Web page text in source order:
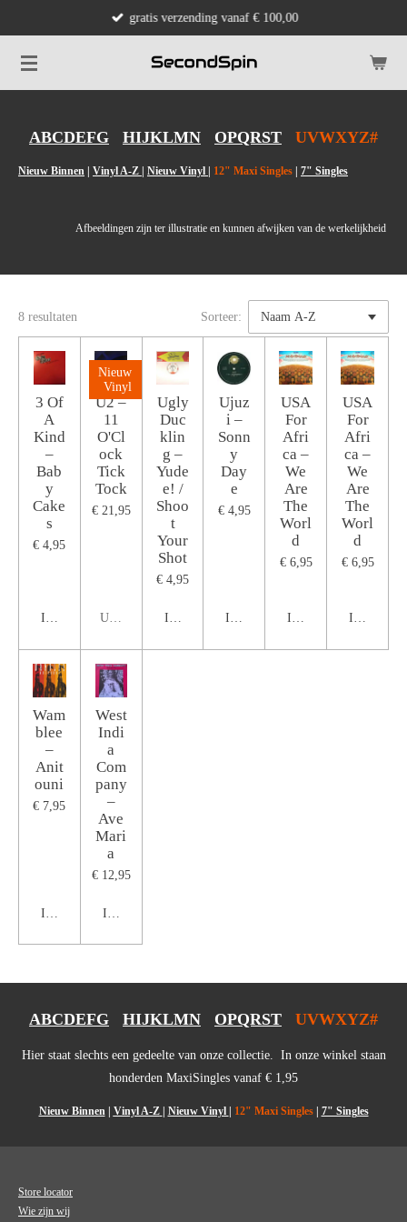
naar
de
gratis verzending vanaf € 100,00
ABCDEFG HIJKLMN OPQRST UVWXYZ#
Nieuw Binnen Vinyl A-Z Nieuw Vinyl 12" Maxi Singles 7" Singles
Afbeeldingen zijn ter illustratie en kunnen afwijken van de werkelijkheid
8 resultaten Sorteer:
3 Of
A
Kind
‎–
Bab
y
Cake
s
€ 4,95
In winkelwagen
Nieuw
Vinyl
U2 –
11
O'Cl
ock
Tick
Tock
€ 21,95
Uitverkocht
Ugly
Duc
klin
g ‎–
Yude
e! /
Shoo
t
Your
Shot
€ 4,95
In winkelwagen
Ujuz
i ‎–
Sonn
y
Day
e
€ 4,95
In winkelwagen
USA
For
Afri
ca ‎–
We
Are
The
Worl
d
€ 6,95
In winkelwagen
USA
For
Afri
ca ‎–
We
Are
The
Worl
d
€ 6,95
In
Wam
blee
‎–
Anit
ouni
€ 7,95
In winkelwagen
West
Indi
a
Com
pany
‎–
Ave
Mari
a
€ 12,95
In winkelwagen
ABCDEFG HIJKLMN OPQRST UVWXYZ#
Hier staat slechts een gedeelte van onze collectie. In onze winkel staan
honderden MaxiSingles vanaf € 1,95
Nieuw Binnen| Vinyl A-Z Nieuw Vinyl 12" Maxi Singles| 7" Singles
Store locator
Wie zijn wij